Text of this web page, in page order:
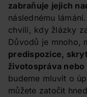
zabraňuje jejich
následnému
chvíli, kdy žlázky
Důvodů je mnoho,
predispozice,
životospráva
budeme mluvit o
můžete zatočit